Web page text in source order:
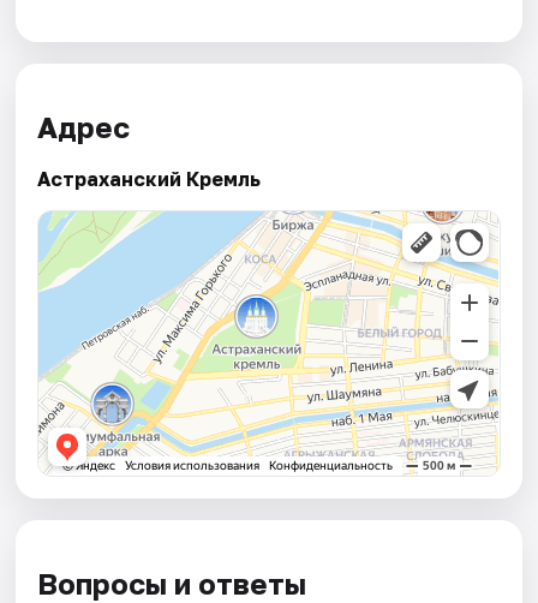
Адрес
Астраханский Кремль
Вопросы и ответы